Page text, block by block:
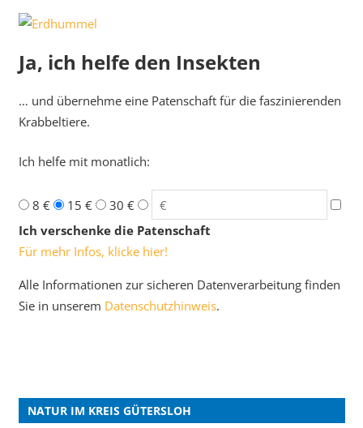
Ja, ich helfe den Insekten
… und übernehme eine Patenschaft für die faszinierenden
Krabbeltiere.
Ich helfe mit monatlich:
8 € 15 €
30 €
Ich verschenke die Patenschaft
Für mehr Infos, klicke hier!
Alle Informationen zur sicheren Datenverarbeitung finden
Sie in unserem Datenschutzhinweis.
NATUR IM KREIS GÜTERSLOH